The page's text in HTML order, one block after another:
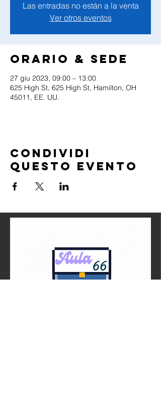
Las entradas no están a la venta
Ver otros eventos
Orario & Sede
27 giu 2023, 09:00 – 13:00
625 High St, 625 High St, Hamilton, OH
45011, EE. UU.
Condividi
questo evento